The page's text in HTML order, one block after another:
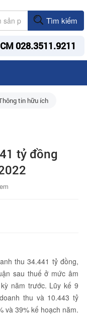
Tìm kiếm
028.3511.9211
tin hữu ích
tỷ đồng
thu 34.441 tỷ đồng,
sau thuế ở mức âm
năm trước. Lũy kế 9
thu và 10.443 tỷ
và 39% kế hoạch năm.